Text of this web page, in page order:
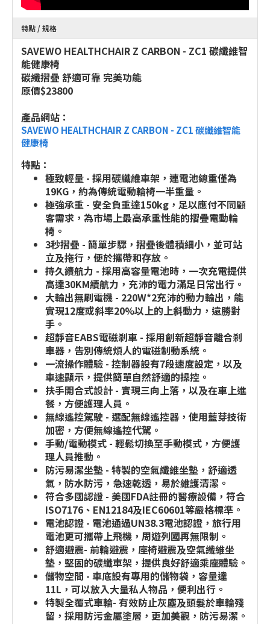
特點 / 規格
SAVEWO HEALTHCHAIR Z CARBON - ZC1 碳纖維智
能健康椅
碳纖摺疊 舒適可靠 完美功能
原價$23800
產品網站：
SAVEWO HEALTHCHAIR Z CARBON - ZC1 碳纖維智能
健康椅
特點：
極致輕量 - 採用碳纖維車架，連電池總重僅為
19KG，約為傳統電動輪椅一半重量。
極強承重 - 安全負重達150kg，足以應付不同顧
客需求，為市場上最高承重性能的摺疊電動輪
椅。
3秒摺疊 - 簡單步驟，摺疊後體積細小，並可站
立及拖行，便於攜帶和存放。
持久續航力 - 採用高容量電池時，一次充電提供
高達30KM續航力，充沛的電力滿足日常出行。
大輸出無刷電機 - 220W*2充沛的動力輸出，能
實現12度或斜率20%以上的上斜動力，遠勝對
手。
超靜音EABS電磁剎車 - 採用創新超靜音離合剎
車器，告別傳統煩人的電磁制動系統。
一流操作體驗 - 控制器設有7段速度設定，以及
車速顯示，提供簡單自然舒適的操控。
扶手開合式設計 - 實現三向上落，以及在車上進
餐，方便護理人員。
無線遙控駕駛 - 選配無線遙控器，使用藍芽技術
加密，方便無線遙控代駕。
手動/電動模式 - 輕鬆切換至手動模式，方便護
理人員推動。
防污易潔坐墊 - 特製的空氣纖維坐墊，舒適透
氣，防水防污，急速乾透，易於維護清潔。
符合多國認證 - 美國FDA註冊的醫療設備，符合
ISO7176、EN12184及IEC60601等嚴格標準。
電池認證 - 電池通過UN38.3電池認證，旅行用
電池更可攜帶上飛機，周遊列國再無限制。
舒適避震- 前輪避震，座椅避震及空氣纖維坐
墊，堅固的碳纖車架，提供良好舒適乘座體驗。
儲物空間 - 車底設有專用的儲物袋，容量達
11L，可以放入大量私人物品，便利出行。
特製全覆式車輪- 有效防止灰塵及頭髮於車輪殘
留，採用防污金屬塗層，更加美觀，防污易潔。